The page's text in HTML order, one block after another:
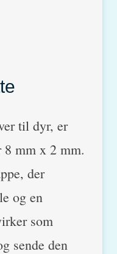
til dyr, er
8 mm x 2 mm.
der
og en
som
sende den